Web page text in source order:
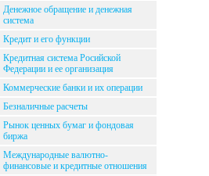
Денежное обращение и денежная
система
Кредит и его функции
Кредитная система Росийской
Федерации и ее организация
Коммерческие банки и их операции
Безналичные расчеты
Рынок ценных бумаг и фондовая
биржа
Международные валютно-
финансовые и кредитные отношения